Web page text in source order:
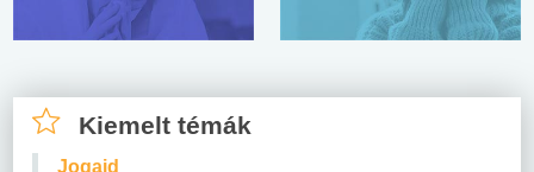
Kiemelt témák
Jogaid